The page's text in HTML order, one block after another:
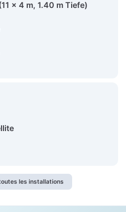
x 4 m, 1.40 m Tiefe)
les installations